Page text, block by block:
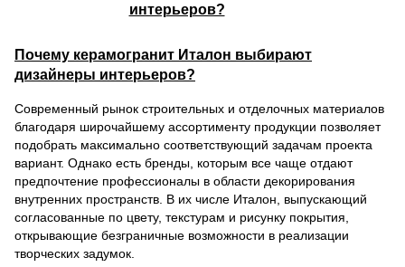
Почему керамогранит Италон выбирают
дизайнеры интерьеров?
Современный рынок строительных и отделочных материалов
благодаря широчайшему ассортименту продукции позволяет
подобрать максимально соответствующий задачам проекта
вариант. Однако есть бренды, которым все чаще отдают
предпочтение профессионалы в области декорирования
внутренних пространств. В их числе Италон, выпускающий
согласованные по цвету, текстурам и рисунку покрытия,
открывающие безграничные возможности в реализации
творческих задумок.